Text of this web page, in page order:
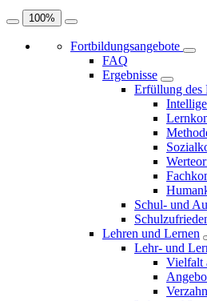
100%
Fortbildungsangebote
FAQ
Ergebnisse
Erfüllung des
Schul- und
Lehren und Lernen
Lehr- und
Vielfalt